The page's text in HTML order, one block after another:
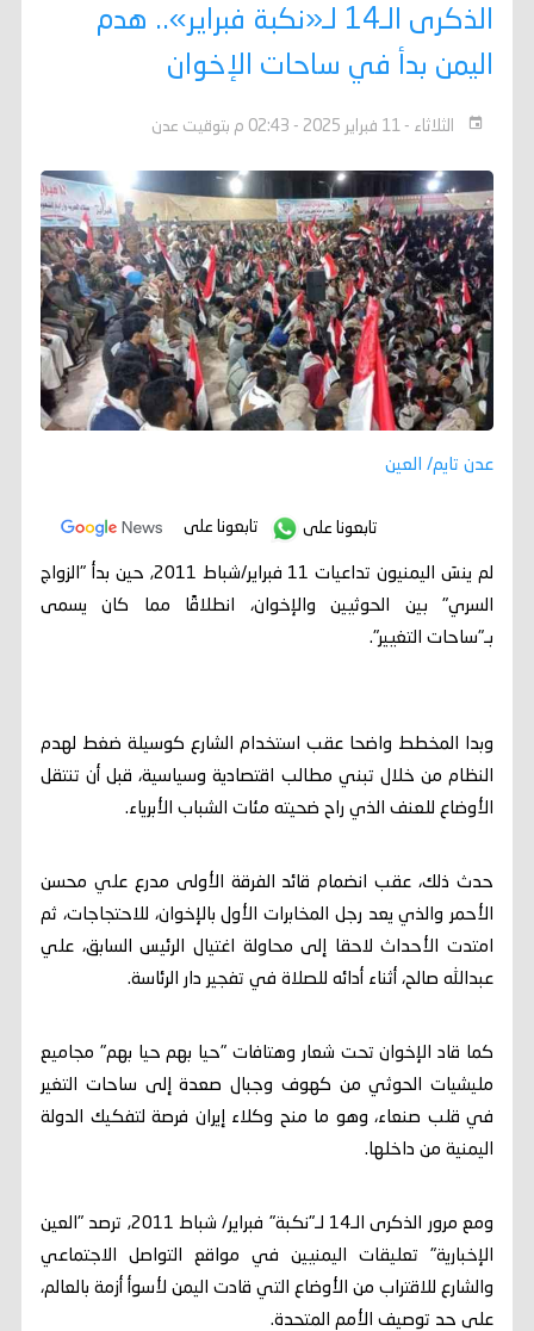
الذكرى الـ14 لـ«نكبة فبراير».. هدم
اليمن بدأ في ساحات الإخوان
الثلاثاء - 11 فبراير 2025 - 02:43 م بتوقيت عدن
عدن تايم/ العين
تابعونا على تابعونا على
لم ينسَ اليمنيون تداعيات 11 فبراير/شباط 2011, حين بدأ "الزواج
السري" بين الحوثيين والإخوان، انطلاقًا مما كان يسمى
بـ"ساحات التغيير".
وبدا المخطط واضحا عقب استخدام الشارع كوسيلة ضغط لهدم
النظام من خلال تبني مطالب اقتصادية وسياسية، قبل أن تنتقل
الأوضاع للعنف الذي راح ضحيته مئات الشباب الأبرياء.
حدث ذلك، عقب انضمام قائد الفرقة الأولى مدرع علي محسن
الأحمر والذي يعد رجل المخابرات الأول بالإخوان، للاحتجاجات، ثم
امتدت الأحداث لاحقا إلى محاولة اغتيال الرئيس السابق، علي
عبدالله صالح، أثناء أدائه للصلاة في تفجير دار الرئاسة.
كما قاد الإخوان تحت شعار وهتافات "حيا بهم حيا بهم" مجاميع
مليشيات الحوثي من كهوف وجبال صعدة إلى ساحات التغير
في قلب صنعاء، وهو ما منح وكلاء إيران فرصة لتفكيك الدولة
اليمنية من داخلها.
ومع مرور الذكرى الـ14 لـ"نكبة" فبراير/ شباط 2011, ترصد "العين
الإخبارية" تعليقات اليمنيين في مواقع التواصل الاجتماعي
والشارع للاقتراب من الأوضاع التي قادت اليمن لأسوأ أزمة بالعالم،
على حد توصيف الأمم المتحدة.